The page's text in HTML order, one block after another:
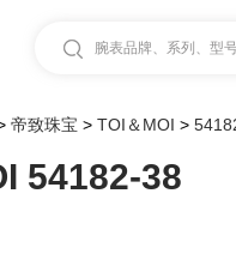
腕表品牌、系列、型
帝致珠宝 > TOI＆MOI >
54182-38